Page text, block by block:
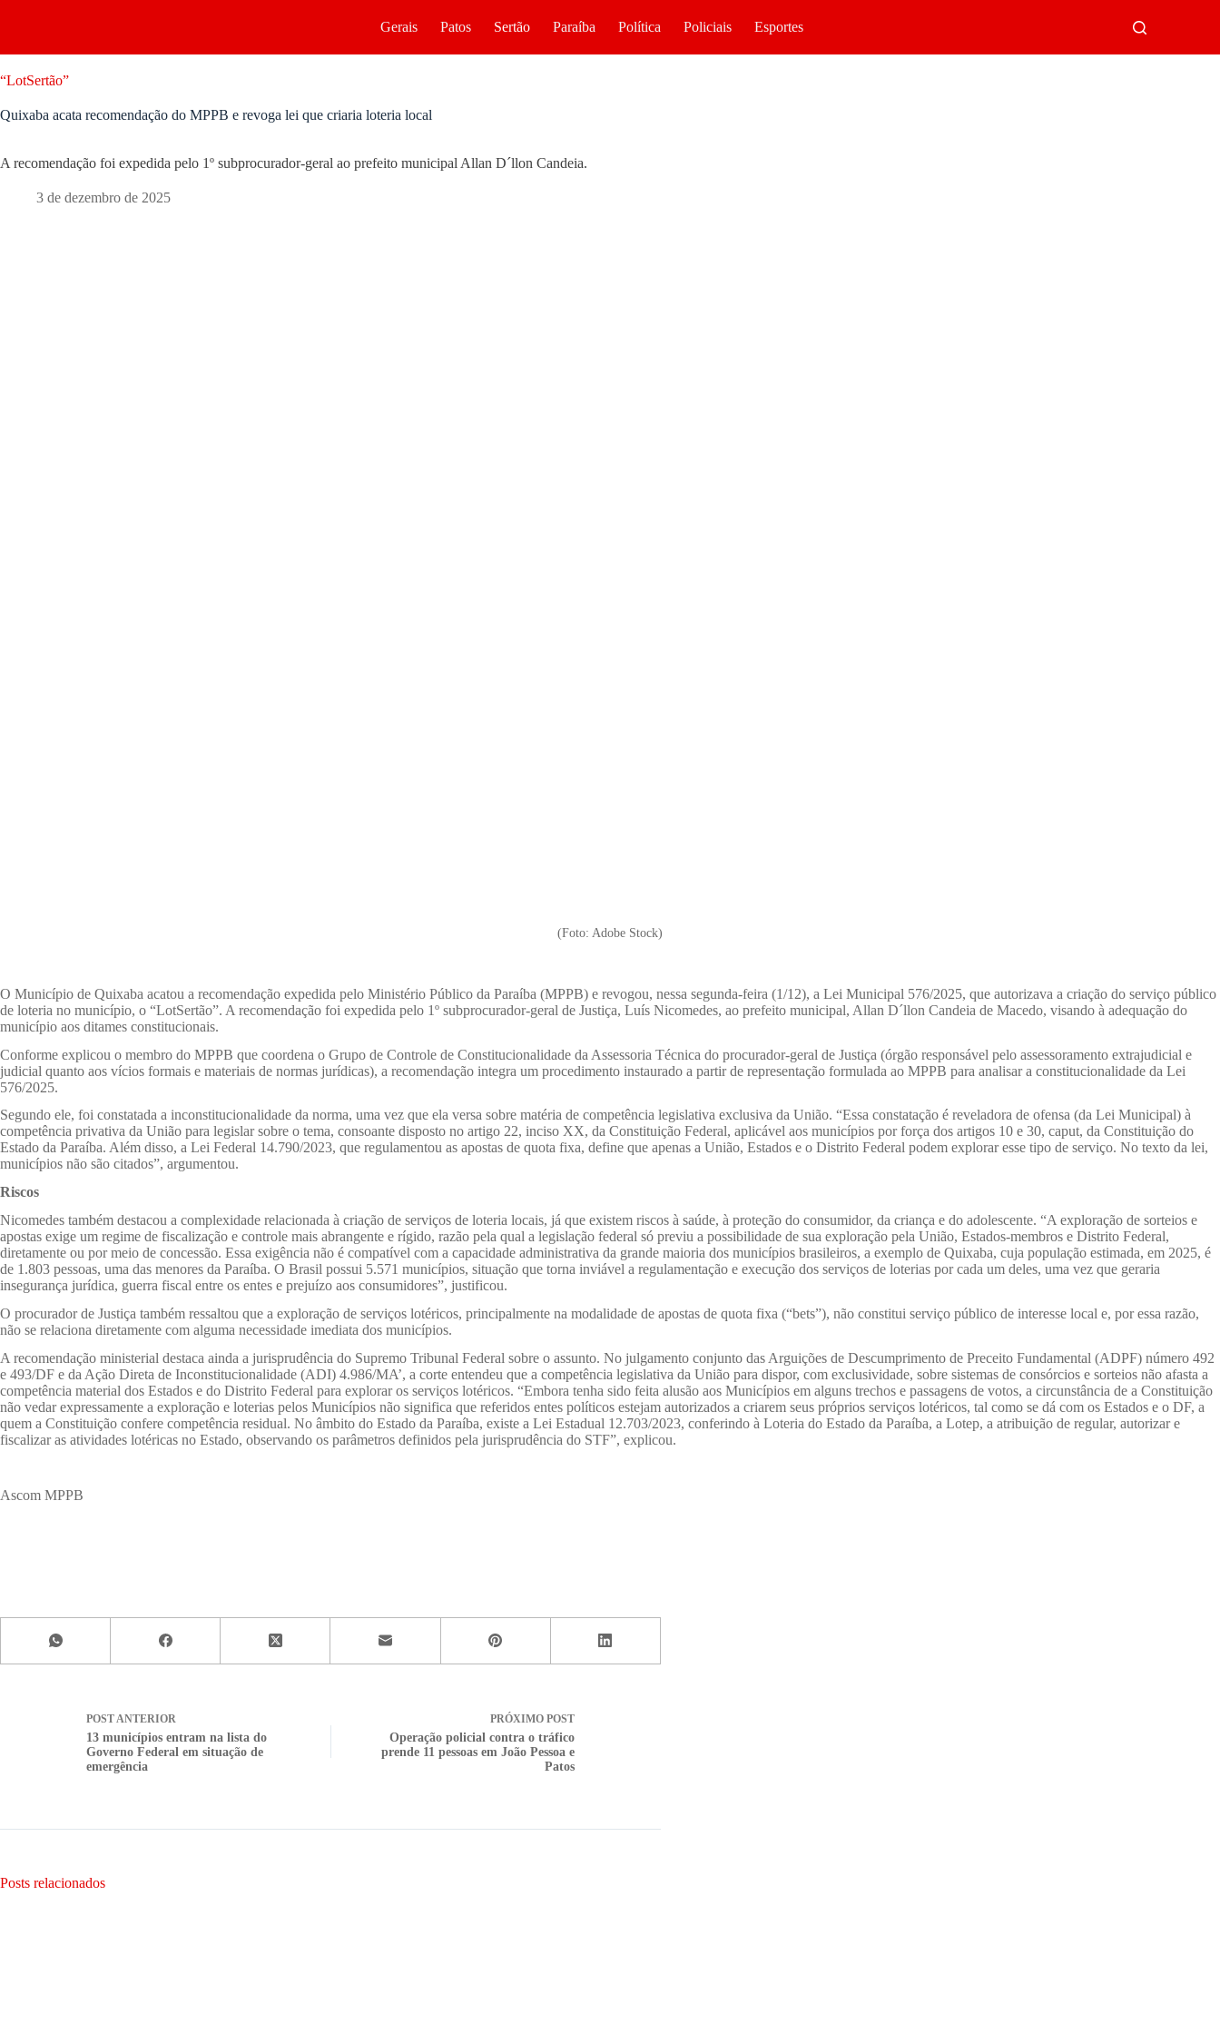
Gerais Patos Sertão Paraíba Política Policiais Esportes
“LotSertão”
Quixaba acata recomendação do MPPB e revoga lei que criaria loteria local
A recomendação foi expedida pelo 1º subprocurador-geral ao prefeito municipal Allan D´llon Candeia.
3 de dezembro de 2025
(Foto: Adobe Stock)
O Município de Quixaba acatou a recomendação expedida pelo Ministério Público da Paraíba (MPPB) e revogou, nessa segunda-feira (1/12), a Lei Municipal 576/2025, que autorizava a criação do serviço público
de loteria no município, o “LotSertão”. A recomendação foi expedida pelo 1º subprocurador-geral de Justiça, Luís Nicomedes, ao prefeito municipal, Allan D´llon Candeia de Macedo, visando à adequação do
município aos ditames constitucionais.
Conforme explicou o membro do MPPB que coordena o Grupo de Controle de Constitucionalidade da Assessoria Técnica do procurador-geral de Justiça (órgão responsável pelo assessoramento extrajudicial e
judicial quanto aos vícios formais e materiais de normas jurídicas), a recomendação integra um procedimento instaurado a partir de representação formulada ao MPPB para analisar a constitucionalidade da Lei
576/2025.
Segundo ele, foi constatada a inconstitucionalidade da norma, uma vez que ela versa sobre matéria de competência legislativa exclusiva da União. “Essa constatação é reveladora de ofensa (da Lei Municipal) à
competência privativa da União para legislar sobre o tema, consoante disposto no artigo 22, inciso XX, da Constituição Federal, aplicável aos municípios por força dos artigos 10 e 30, caput, da Constituição do
Estado da Paraíba. Além disso, a Lei Federal 14.790/2023, que regulamentou as apostas de quota fixa, define que apenas a União, Estados e o Distrito Federal podem explorar esse tipo de serviço. No texto da lei,
municípios não são citados”, argumentou.
Riscos
Nicomedes também destacou a complexidade relacionada à criação de serviços de loteria locais, já que existem riscos à saúde, à proteção do consumidor, da criança e do adolescente. “A exploração de sorteios e
apostas exige um regime de fiscalização e controle mais abrangente e rígido, razão pela qual a legislação federal só previu a possibilidade de sua exploração pela União, Estados-membros e Distrito Federal,
diretamente ou por meio de concessão. Essa exigência não é compatível com a capacidade administrativa da grande maioria dos municípios brasileiros, a exemplo de Quixaba, cuja população estimada, em 2025, é
de 1.803 pessoas, uma das menores da Paraíba. O Brasil possui 5.571 municípios, situação que torna inviável a regulamentação e execução dos serviços de loterias por cada um deles, uma vez que geraria
insegurança jurídica, guerra fiscal entre os entes e prejuízo aos consumidores”, justificou.
O procurador de Justiça também ressaltou que a exploração de serviços lotéricos, principalmente na modalidade de apostas de quota fixa (“bets”), não constitui serviço público de interesse local e, por essa razão,
não se relaciona diretamente com alguma necessidade imediata dos municípios.
A recomendação ministerial destaca ainda a jurisprudência do Supremo Tribunal Federal sobre o assunto. No julgamento conjunto das Arguições de Descumprimento de Preceito Fundamental (ADPF) número 492
e 493/DF e da Ação Direta de Inconstitucionalidade (ADI) 4.986/MA’, a corte entendeu que a competência legislativa da União para dispor, com exclusividade, sobre sistemas de consórcios e sorteios não afasta a
competência material dos Estados e do Distrito Federal para explorar os serviços lotéricos. “Embora tenha sido feita alusão aos Municípios em alguns trechos e passagens de votos, a circunstância de a Constituição
não vedar expressamente a exploração e loterias pelos Municípios não significa que referidos entes políticos estejam autorizados a criarem seus próprios serviços lotéricos, tal como se dá com os Estados e o DF, a
quem a Constituição confere competência residual. No âmbito do Estado da Paraíba, existe a Lei Estadual 12.703/2023, conferindo à Loteria do Estado da Paraíba, a Lotep, a atribuição de regular, autorizar e
fiscalizar as atividades lotéricas no Estado, observando os parâmetros definidos pela jurisprudência do STF”, explicou.
Ascom MPPB
POST ANTERIOR
13 municípios entram na lista do
Governo Federal em situação de
emergência
PRÓXIMO POST
Operação policial contra o tráfico
prende 11 pessoas em João Pessoa e
Patos
Posts relacionados